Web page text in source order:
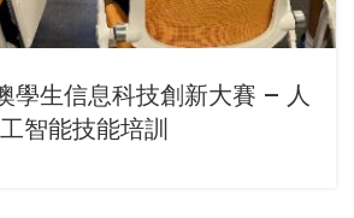
學生信息科技創新大賽 – 人
工智能技能培訓